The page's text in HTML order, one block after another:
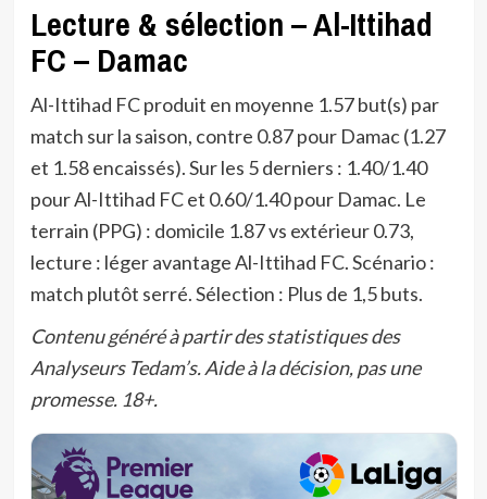
Lecture & sélection – Al-Ittihad
FC – Damac
Al-Ittihad FC produit en moyenne 1.57 but(s) par
match sur la saison, contre 0.87 pour Damac (1.27
et 1.58 encaissés). Sur les 5 derniers : 1.40/1.40
pour Al-Ittihad FC et 0.60/1.40 pour Damac. Le
terrain (PPG) : domicile 1.87 vs extérieur 0.73,
lecture : léger avantage Al-Ittihad FC. Scénario :
match plutôt serré. Sélection : Plus de 1,5 buts.
Contenu généré à partir des statistiques des
Analyseurs Tedam’s. Aide à la décision, pas une
promesse. 18+.